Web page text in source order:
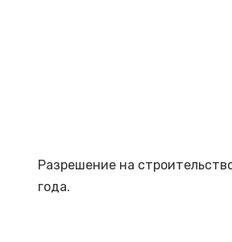
Разрешение на
года.